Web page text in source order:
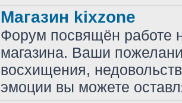
Магазин kixzone
Форум посвящён работе
магазина. Ваши
восхищения,
эмоции вы можете